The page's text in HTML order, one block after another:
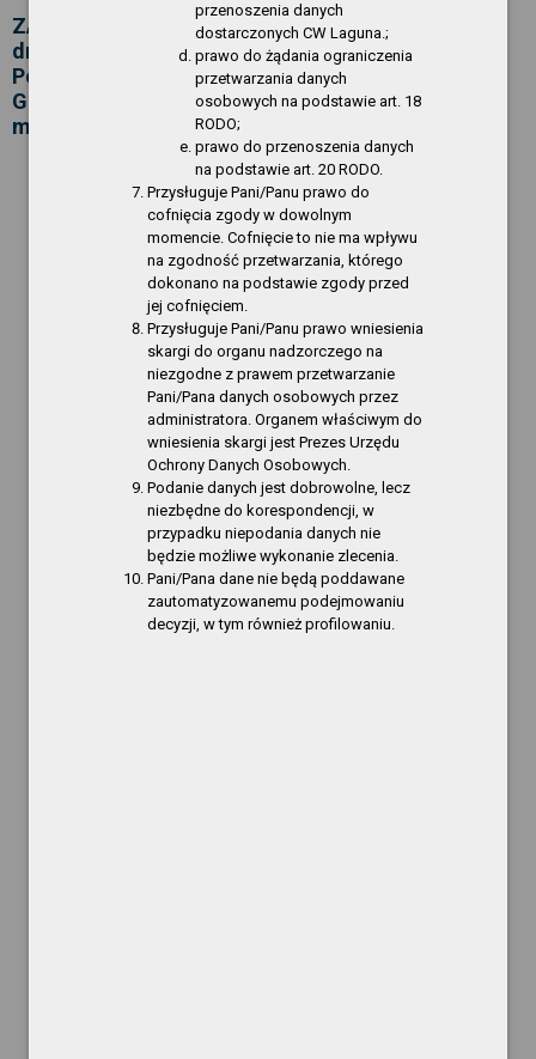
ZARZĄDZENIE NR 12/2018 Dyrektora CW Laguna z
dnia 25 maja 2018 r. w sprawie wprowadzenia
Polityki Ochrony Danych Osobowych CW Laguna w
Gryfinie oraz Instrukcji zarządzania systemem
monitoringu
Gryfino, dnia 25.05.2018 r.
ZARZĄDZENIE NR 12 /2018
Dyrektora Centrum Wodnego Laguna
z dnia 25 maja 2018 r.
w sprawie: wprowadzenia Polityki Ochrony
Danych Osobowych Centrum Wodnego Laguna
w Gryfinie oraz Instrukcji zarządzania
systemem monitoringu wizyjnego na terenie
CW Laguna w Gryfinie
§ 1.
Z dniem 25.05.2018 r. wprowadzam Politykę
Ochrony Danych Osobowych w Centrum Wodnym
Laguna w Gryfinie stanowiącą załącznik do
niniejszego Zarządzenia.
przenoszenia danych
dostarczonych CW Laguna.;
prawo do żądania ograniczenia
przetwarzania danych
osobowych na podstawie art. 18
RODO;
prawo do przenoszenia danych
na podstawie art. 20 RODO.
Przysługuje Pani/Panu prawo do
cofnięcia zgody w dowolnym
momencie. Cofnięcie to nie ma wpływu
na zgodność przetwarzania, którego
dokonano na podstawie zgody przed
jej cofnięciem.
Przysługuje Pani/Panu prawo wniesienia
skargi do organu nadzorczego na
niezgodne z prawem przetwarzanie
Pani/Pana danych osobowych przez
administratora. Organem właściwym do
wniesienia skargi jest Prezes Urzędu
Ochrony Danych Osobowych.
Podanie danych jest dobrowolne, lecz
niezbędne do korespondencji, w
przypadku niepodania danych nie
będzie możliwe wykonanie zlecenia.
Pani/Pana dane nie będą poddawane
zautomatyzowanemu podejmowaniu
decyzji, w tym również profilowaniu.